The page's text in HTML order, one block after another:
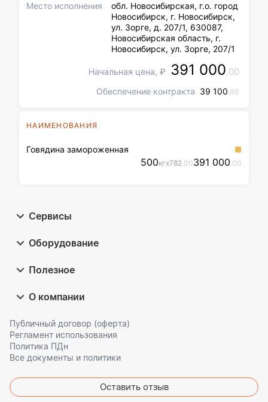
Место исполнения
обл. Новосибирская, г.о. город
Новосибирск, г. Новосибирск,
ул. Зорге, д. 207/1, 630087,
Новосибирская область, г.
Новосибирск, ул. Зорге, 207/1
Начальная цена, ₽ 391 000.00
Обеспечение контракта 39 100.00
НАИМЕНОВАНИЯ
Говядина замороженная
500кгx782.00391 000.00
Сервисы
Оборудование
Полезное
О компании
Публичный договор (оферта)
Регламент использования
Политика ПДн
Все документы и политики
Оставить отзыв